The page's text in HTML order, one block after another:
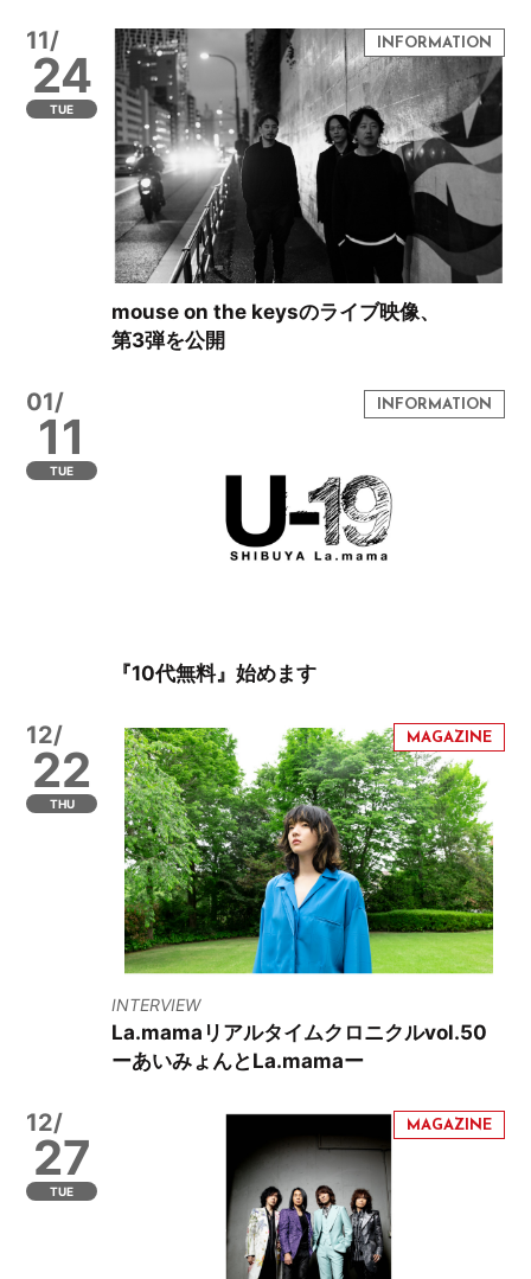
11/
24
TUE
mouse on the keysのライブ映像、
第3弾を公開
01/
11
TUE
『10代無料』始めます
12/
22
THU
INTERVIEW
La.mamaリアルタイムクロニクルvol.50
ーあいみょんとLa.mamaー
12/
27
TUE